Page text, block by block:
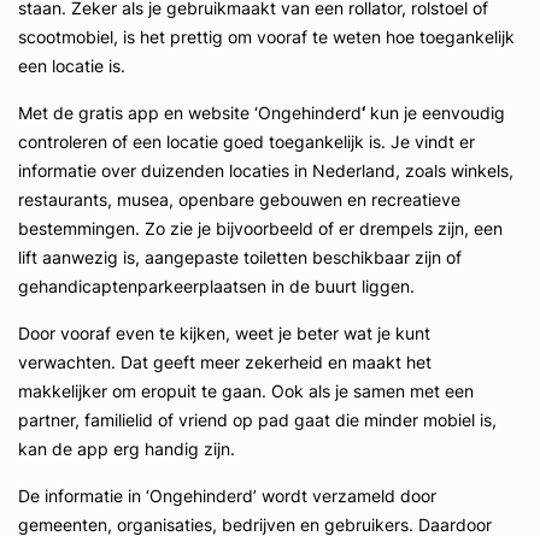
staan. Zeker als je gebruikmaakt van een rollator, rolstoel of
scootmobiel, is het prettig om vooraf te weten hoe toegankelijk
een locatie is.
Met de gratis app en website ‘Ongehinderd‘ kun je eenvoudig
controleren of een locatie goed toegankelijk is. Je vindt er
informatie over duizenden locaties in Nederland, zoals winkels,
restaurants, musea, openbare gebouwen en recreatieve
bestemmingen. Zo zie je bijvoorbeeld of er drempels zijn, een
lift aanwezig is, aangepaste toiletten beschikbaar zijn of
gehandicaptenparkeerplaatsen in de buurt liggen.
Door vooraf even te kijken, weet je beter wat je kunt
verwachten. Dat geeft meer zekerheid en maakt het
makkelijker om eropuit te gaan. Ook als je samen met een
partner, familielid of vriend op pad gaat die minder mobiel is,
kan de app erg handig zijn.
De informatie in ‘Ongehinderd’ wordt verzameld door
gemeenten, organisaties, bedrijven en gebruikers. Daardoor